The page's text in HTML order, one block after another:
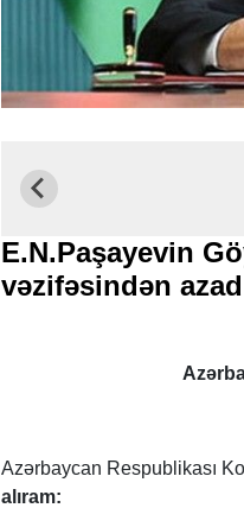
E.N.Paşayevin
vəzifəsindən
Azərbaycan Respublikası
alıram: